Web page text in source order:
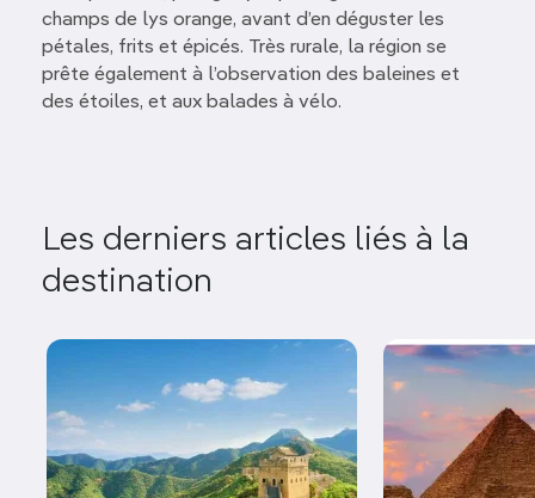
champs de lys orange, avant d’en déguster les
pétales, frits et épicés. Très rurale, la région se
prête également à l’observation des baleines et
des étoiles, et aux balades à vélo.
Les derniers articles liés à la
destination